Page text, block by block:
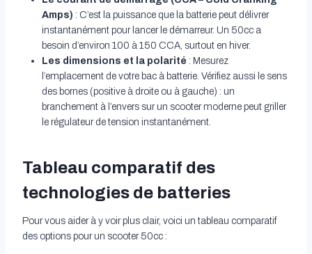
Amps) : C’est la puissance que la batterie peut délivrer
instantanément pour lancer le démarreur. Un 50cc a
besoin d’environ 100 à 150 CCA, surtout en hiver.
Les dimensions et la polarité : Mesurez
l’emplacement de votre bac à batterie. Vérifiez aussi le sens
des bornes (positive à droite ou à gauche) : un
branchement à l’envers sur un scooter moderne peut griller
le régulateur de tension instantanément.
Tableau comparatif des
technologies de batteries
Pour vous aider à y voir plus clair, voici un tableau comparatif
des options pour un scooter 50cc :